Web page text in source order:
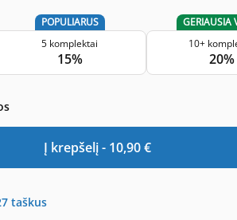
POPULIARUS
5 komplektai
15%
GERIAUSIA
10+
20%
Į krepšelį - 10,90€
taškus